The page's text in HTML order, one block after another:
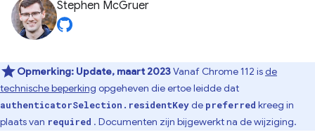
Stephen McGruer
Opmerking: Update, maart 2023Vanaf Chrome 112 isde
technische beperking opgeheven die ertoe leidde dat
authenticatorSelection.residentKeyde preferred kreeg in
plaats van required . Documenten zijn bijgewerkt na de wijziging.